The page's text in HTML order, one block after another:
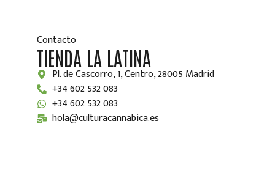
Contacto
TIENDA LA LATINA
Pl. de Cascorro, 1, Centro, 28005 Madrid
+34 602 532 083
+34 602 532 083
hola@culturacannabica.es